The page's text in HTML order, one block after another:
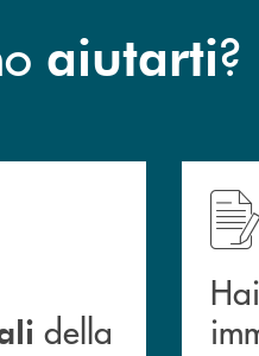
aiutarti?
filiali della Bcc.
della
Hai